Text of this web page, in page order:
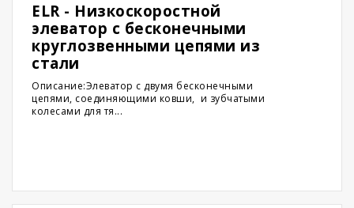
ELR - Низкоскоростной
элеватор с бесконечными
круглозвенными цепями из
стали
Описание:Элеватор с двумя бесконечными
цепями, соединяющими ковши, и зубчатыми
колесами для тя...